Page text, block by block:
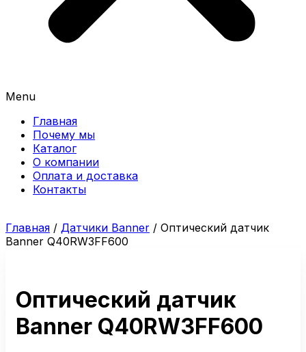
Menu
Главная
Почему мы
Каталог
О компании
Оплата и доставка
Контакты
Главная / Датчики Banner / Оптический датчик
Banner Q40RW3FF600
Оптический датчик
Banner Q40RW3FF600